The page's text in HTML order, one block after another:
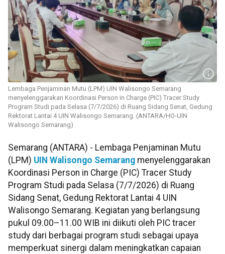
Lembaga Penjaminan Mutu (LPM) UIN Walisongo Semarang
menyelenggarakan Koordinasi Person in Charge (PIC) Tracer Study
Program Studi pada Selasa (7/7/2026) di Ruang Sidang Senat, Gedung
Rektorat Lantai 4 UIN Walisongo Semarang. (ANTARA/HO-UIN
Walisongo Semarang)
Semarang (ANTARA) - Lembaga Penjaminan Mutu
(LPM) UIN Walisongo Semarang menyelenggarakan
Koordinasi Person in Charge (PIC) Tracer Study
Program Studi pada Selasa (7/7/2026) di Ruang
Sidang Senat, Gedung Rektorat Lantai 4 UIN
Walisongo Semarang. Kegiatan yang berlangsung
pukul 09.00–11.00 WIB ini diikuti oleh PIC tracer
study dari berbagai program studi sebagai upaya
memperkuat sinergi dalam meningkatkan capaian